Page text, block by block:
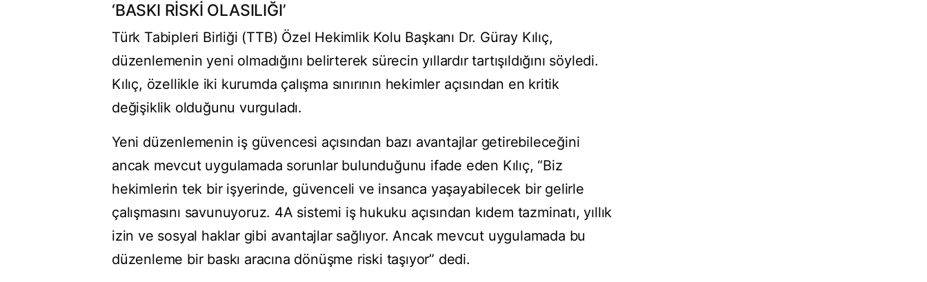
‘BASKI RİSKİ OLASILIĞI’
Türk Tabipleri Birliği (TTB) Özel Hekimlik Kolu Başkanı Dr. Güray Kılıç,
düzenlemenin yeni olmadığını belirterek sürecin yıllardır tartışıldığını söyledi.
Kılıç, özellikle iki kurumda çalışma sınırının hekimler açısından en kritik
değişiklik olduğunu vurguladı.
Yeni düzenlemenin iş güvencesi açısından bazı avantajlar getirebileceğini
ancak mevcut uygulamada sorunlar bulunduğunu ifade eden Kılıç, “Biz
hekimlerin tek bir işyerinde, güvenceli ve insanca yaşayabilecek bir gelirle
çalışmasını savunuyoruz. 4A sistemi iş hukuku açısından kıdem tazminatı, yıllık
izin ve sosyal haklar gibi avantajlar sağlıyor. Ancak mevcut uygulamada bu
düzenleme bir baskı aracına dönüşme riski taşıyor” dedi.